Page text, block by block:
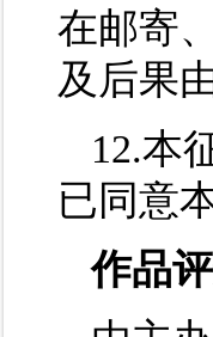
在邮寄
及后果
12.本
已同意
作品